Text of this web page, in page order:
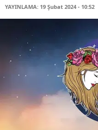
YAYINLAMA: 19 Şubat 2024 - 10:52